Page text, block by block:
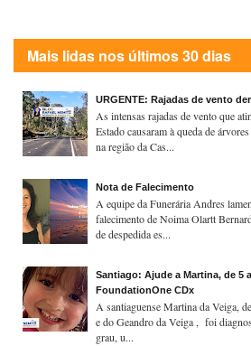
Mais lidas nos últimos 30 dias
URGENTE: Rajadas de vento
As intensas rajadas de vento que
Estado causaram à queda de
na região da Cas...
Nota de Falecimento
A equipe da Funerária Andres
falecimento de Noima Olartt
de despedida es...
Santiago: Ajude a Martina, de 5
FoundationOne CDx
A santiaguense Martina da Veiga,
e do Geandro da Veiga , foi
grau, u...